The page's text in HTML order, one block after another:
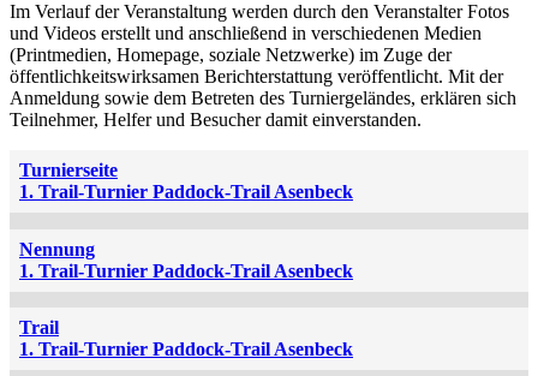
Im Verlauf der Veranstaltung werden durch den Veranstalter Fotos
und Videos erstellt und anschließend in verschiedenen Medien
(Printmedien, Homepage, soziale Netzwerke) im Zuge der
öffentlichkeitswirksamen Berichterstattung veröffentlicht. Mit der
Anmeldung sowie dem Betreten des Turniergeländes, erklären sich
Teilnehmer, Helfer und Besucher damit einverstanden.
Turnierseite
1. Trail-Turnier Paddock-Trail Asenbeck
Nennung
1. Trail-Turnier Paddock-Trail Asenbeck
Trail
1. Trail-Turnier Paddock-Trail Asenbeck